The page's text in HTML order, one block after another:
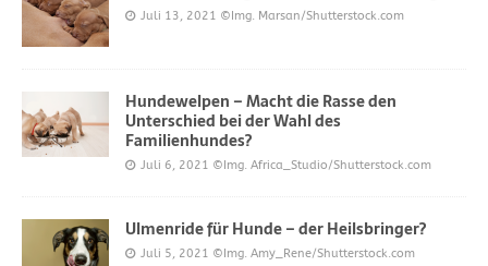
Juli 13, 2021 ©Img. Marsan/Shutterstock.com
Hundewelpen – Macht die Rasse den
Unterschied bei der Wahl des
Familienhundes?
Juli 6, 2021 ©Img. Africa_Studio/Shutterstock.com
Ulmenride für Hunde – der Heilsbringer?
Juli 5, 2021 ©Img. Amy_Rene/Shutterstock.com